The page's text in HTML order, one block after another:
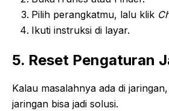
Pilih perangkatmu, lalu klik
Ikuti instruksi di layar.
5. Reset Pengaturan
Kalau masalahnya ada di
jaringan bisa jadi solusi.